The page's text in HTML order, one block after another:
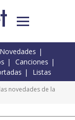
Novedades
Canciones
Listas
novedades de la